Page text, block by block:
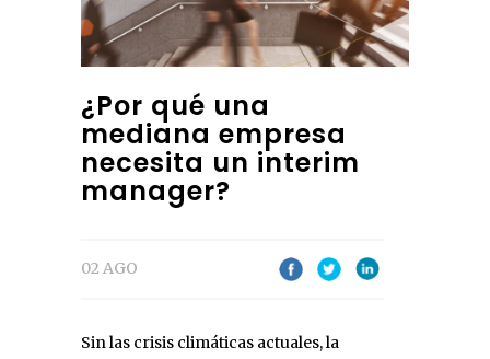
¿Por qué una
mediana empresa
necesita un interim
manager?
02 AGO
Sin las crisis climáticas actuales, la